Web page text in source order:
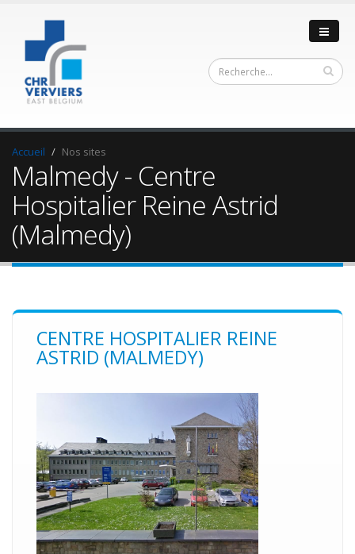
Accueil Nos sites
Malmedy - Centre
Hospitalier Reine Astrid
(Malmedy)
CENTRE HOSPITALIER REINE
ASTRID (MALMEDY)